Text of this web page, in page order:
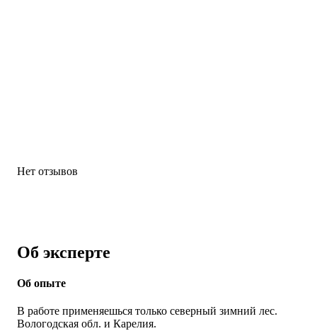
Нет отзывов
Об эксперте
Об опыте
В работе применяешься только северный зимний лес.
Вологодская обл. и Карелия.